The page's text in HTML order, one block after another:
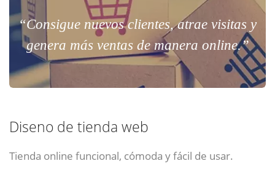
“Consigue nuevos clientes, atrae visitas y
genera más ventas de manera online.”
Diseno de tienda web
Tienda online funcional, cómoda y fácil de usar.